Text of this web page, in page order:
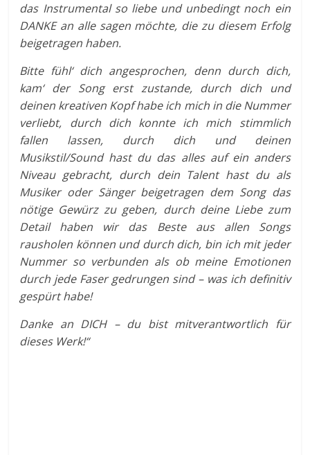
das Instrumental so liebe und unbedingt noch ein
DANKE an alle sagen möchte, die zu diesem Erfolg
beigetragen haben.
Bitte fühl‘ dich angesprochen, denn durch dich,
kam‘ der Song erst zustande, durch dich und
deinen kreativen Kopf habe ich mich in die Nummer
verliebt, durch dich konnte ich mich stimmlich
fallen lassen, durch dich und deinen
Musikstil/Sound hast du das alles auf ein anders
Niveau gebracht, durch dein Talent hast du als
Musiker oder Sänger beigetragen dem Song das
nötige Gewürz zu geben, durch deine Liebe zum
Detail haben wir das Beste aus allen Songs
rausholen können und durch dich, bin ich mit jeder
Nummer so verbunden als ob meine Emotionen
durch jede Faser gedrungen sind – was ich definitiv
gespürt habe!
Danke an DICH – du bist mitverantwortlich für
dieses Werk!“